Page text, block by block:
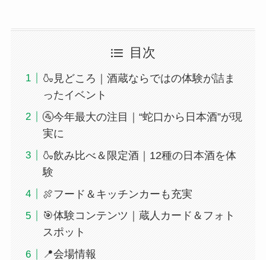
目次
🍶見どころ｜酒蔵ならではの体験が詰ま
ったイベント
🚰今年最大の注目｜“蛇口から日本酒”が現
実に
🍶飲み比べ＆限定酒｜12種の日本酒を体
験
🍖フード＆キッチンカーも充実
🎯体験コンテンツ｜蔵人カード＆フォト
スポット
📍会場情報